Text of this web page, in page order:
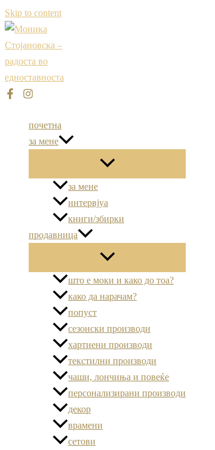
Skip to content
почетна
за мене
за мене
интервјуа
книги/збирки
продавница
што е моки и како до тоа?
како да нарачам?
попуст
сезонски производи
хартиени производи
текстилни производи
чаши, лончиња и повеќе
персонализирани производи
декор
врамени
сетови